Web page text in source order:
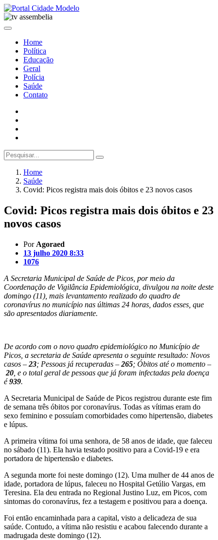
Home
Política
Educação
Geral
Polícia
Saúde
Contato
Home
Saúde
Covid: Picos registra mais dois óbitos e 23 novos casos
Covid: Picos registra mais dois óbitos e 23
novos casos
Por Agoraed
13 julho 2020 8:33
1076
A Secretaria Municipal de Saúde de Picos, por meio da
Coordenação de Vigilância Epidemiológica, divulgou na noite deste
domingo (11), mais levantamento realizado do quadro de
coronavírus no município nas últimas 24 horas, dados esses, que
são apresentados diariamente.
De acordo com o novo quadro epidemiológico no Município de
Picos, a secretaria de Saúde apresenta o seguinte resultado: Novos
casos – 23; Pessoas já recuperadas – 265; Óbitos até o momento –
20 , e o total geral de pessoas que já foram infectadas pela doença
é939.
A Secretaria Municipal de Saúde de Picos registrou durante este fim
de semana três óbitos por coronavírus. Todas as vítimas eram do
sexo feminino e possuíam comorbidades como hipertensão, diabetes
e lúpus.
A primeira vítima foi uma senhora, de 58 anos de idade, que faleceu
no sábado (11). Ela havia testado positivo para a Covid-19 e era
portadora de hipertensão e diabetes.
A segunda morte foi neste domingo (12). Uma mulher de 44 anos de
idade, portadora de lúpus, faleceu no Hospital Getúlio Vargas, em
Teresina. Ela deu entrada no Regional Justino Luz, em Picos, com
sintomas do coronavírus, fez a testagem e positivou para a doença.
Foi então encaminhada para a capital, visto a delicadeza de sua
saúde. Contudo, a vítima não resistiu e acabou falecendo durante a
madrugada deste domingo (12).